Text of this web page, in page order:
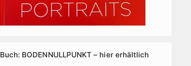
Buch: BODENNULLPUNKT – hier erhältlich